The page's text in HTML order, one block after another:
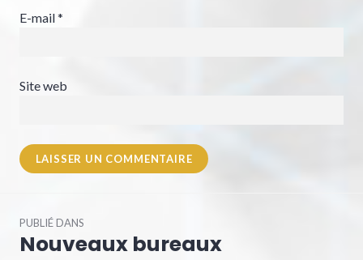
E-mail*
Site web
dePUBLIÉ DANS
Nouveaux bureaux